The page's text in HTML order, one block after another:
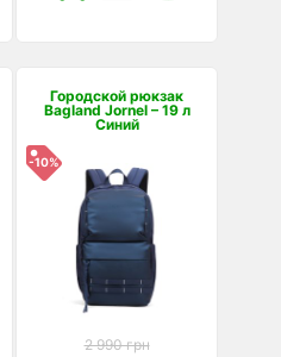
Городской рюкзак
Bagland Jornel – 19 л
Синий
-10%
2 990 грн